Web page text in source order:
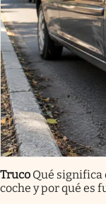
Truco Qué significa
coche y por qué es